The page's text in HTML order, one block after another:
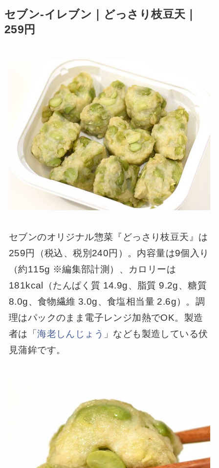
セブン-イレブン｜どっさり枝豆天｜
259円
セブンのオリジナル惣菜『どっさり枝豆天』は
259円（税込、税別240円）。内容量は9個入り
（約115g ※編集部計測）、カロリーは
181kcal（たんぱく質 14.9g、脂質 9.2g、糖質
8.0g、食物繊維 3.0g、食塩相当量 2.6g）。調
理はパックのまま電子レンジ加熱でOK。製造
者は「海老しんじょう 」なども製造している伏
見蒲鉾です。